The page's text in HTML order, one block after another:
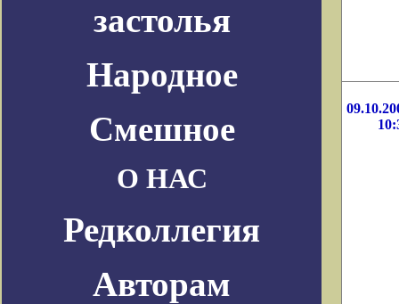
застолья
Народное
Смешное
О НАС
Редколлегия
Авторам